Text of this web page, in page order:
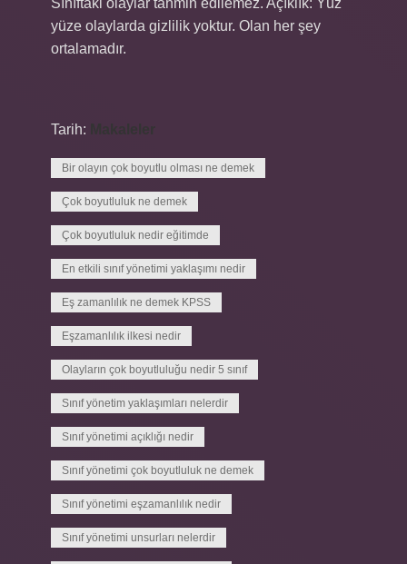
Sınıftaki olaylar tahmin edilemez. Açıklık: Yüz
yüze olaylarda gizlilik yoktur. Olan her şey
ortalamadır.
Tarih:
Bir olayın çok boyutlu olması ne demek
Çok boyutluluk ne demek
Çok boyutluluk nedir eğitimde
En etkili sınıf yönetimi yaklaşımı nedir
Eş zamanlılık ne demek KPSS
Eşzamanlılık ilkesi nedir
Olayların çok boyutluluğu nedir 5 sınıf
Sınıf yönetim yaklaşımları nelerdir
Sınıf yönetimi açıklığı nedir
Sınıf yönetimi çok boyutluluk ne demek
Sınıf yönetimi eşzamanlılık nedir
Sınıf yönetimi unsurları nelerdir